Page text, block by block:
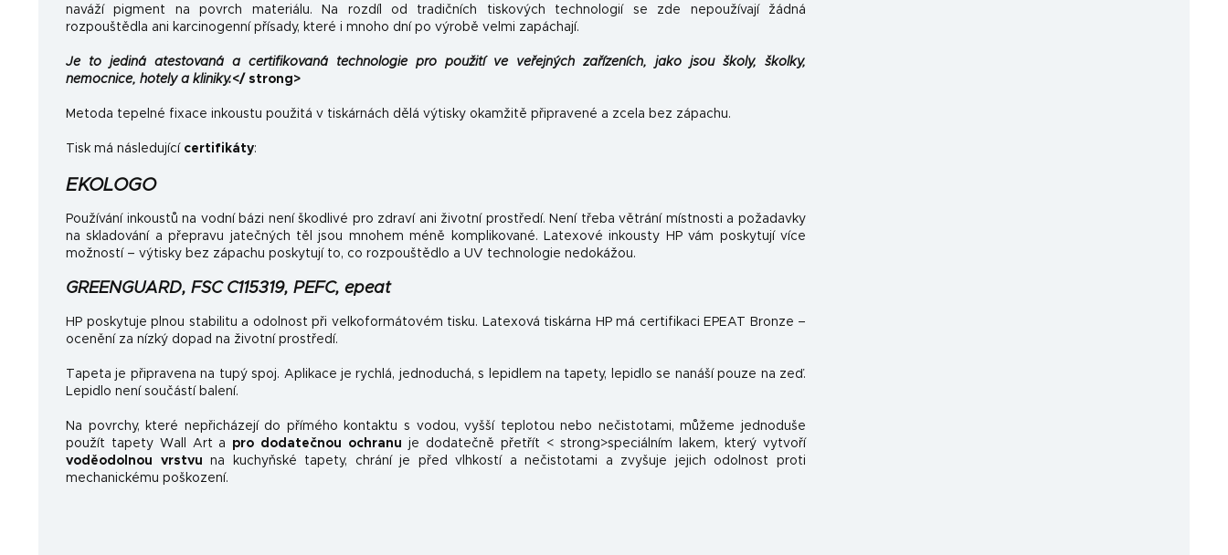
naváží pigment na povrch materiálu. Na rozdíl od tradičních tiskových technologií se zde nepoužívají žádná
rozpouštědla ani karcinogenní přísady, které i mnoho dní po výrobě velmi zapáchají.
Je to jediná atestovaná a certifikovaná technologie pro použití ve veřejných zařízeních, jako jsou školy, školky,
nemocnice, hotely a kliniky.</ strong>
Metoda tepelné fixace inkoustu použitá v tiskárnách dělá výtisky okamžitě připravené a zcela bez zápachu.
Tisk má následující certifikáty:
EKOLOGO
Používání inkoustů na vodní bázi není škodlivé pro zdraví ani životní prostředí. Není třeba větrání místnosti a požadavky
na skladování a přepravu jatečných těl jsou mnohem méně komplikované. Latexové inkousty HP vám poskytují více
možností – výtisky bez zápachu poskytují to, co rozpouštědlo a UV technologie nedokážou.
GREENGUARD, FSC C115319, PEFC, epeat
HP poskytuje plnou stabilitu a odolnost při velkoformátovém tisku. Latexová tiskárna HP má certifikaci EPEAT Bronze –
ocenění za nízký dopad na životní prostředí.
Tapeta je připravena na tupý spoj. Aplikace je rychlá, jednoduchá, s lepidlem na tapety, lepidlo se nanáší pouze na zeď.
Lepidlo není součástí balení.
Na povrchy, které nepřicházejí do přímého kontaktu s vodou, vyšší teplotou nebo nečistotami, můžeme jednoduše
použít tapety Wall Art a pro dodatečnou ochranu je dodatečně přetřít < strong>speciálním lakem, který vytvoří
voděodolnou vrstvu na kuchyňské tapety, chrání je před vlhkostí a nečistotami a zvyšuje jejich odolnost proti
mechanickému poškození.